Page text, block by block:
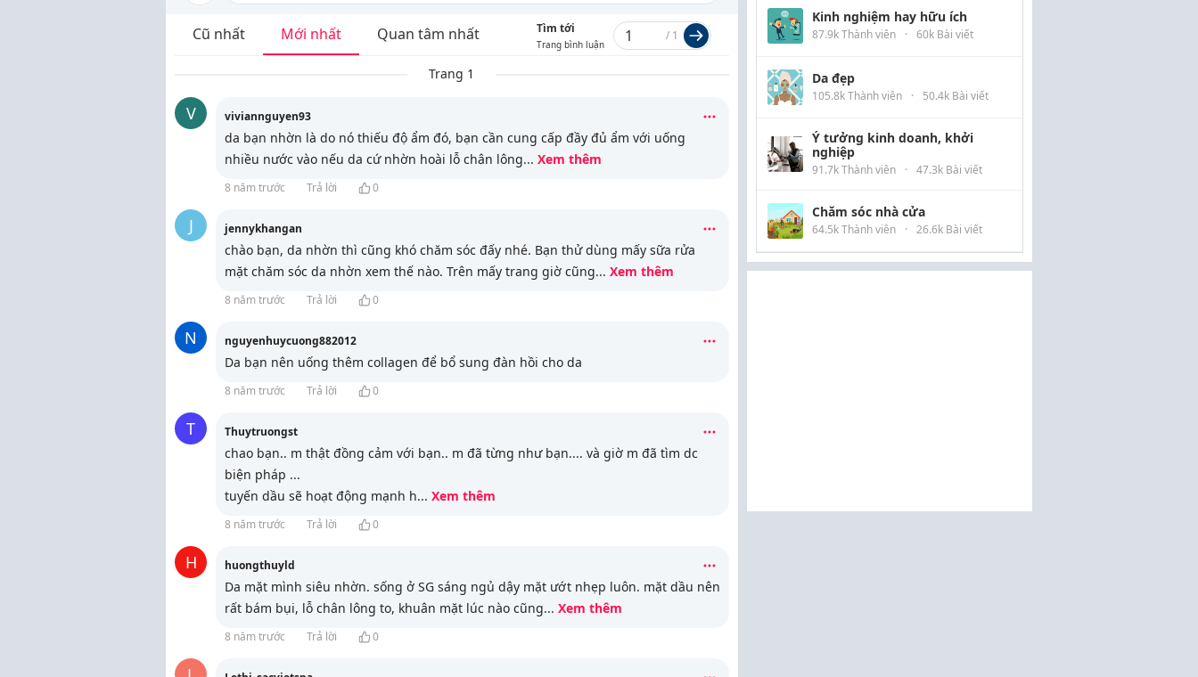
Cũ nhất Mới nhất Quan tâm nhất Tìm tới
Trang bình luận
/ 1
Trang 1
V viviannguyen93
da bạn nhờn là do nó thiếu độ ẩm đó, bạn cần cung cấp đầy đủ ẩm với uống
nhiều nước vào nếu da cứ nhờn hoài lỗ chân lông... Xem thêm
8 năm trước Trả lời 0
J jennykhangan
chào bạn, da nhờn thì cũng khó chăm sóc đấy nhé. Bạn thử dùng mấy sữa rửa
mặt chăm sóc da nhờn xem thế nào. Trên mấy trang giờ cũng... Xem thêm
8 năm trước Trả lời 0
N nguyenhuycuong882012
Da bạn nên uống thêm collagen để bổ sung đàn hồi cho da
8 năm trước Trả lời 0
T Thuytruongst
chao bạn.. m thật đồng cảm với bạn.. m đã từng như bạn.... và giờ m đã tìm dc
biện pháp ...
tuyến dầu sẽ hoạt động mạnh h... Xem thêm
8 năm trước Trả lời 0
H huongthuyld
Da mặt mình siêu nhờn. sống ở SG sáng ngủ dậy mặt ướt nhẹp luôn. mặt dầu nên
rất bám bụi, lỗ chân lông to, khuân mặt lúc nào cũng... Xem thêm
8 năm trước Trả lời 0
Kinh nghiệm hay hữu ích
87.9k Thành viên · 60k Bài viết
Da đẹp
105.8k Thành viên · 50.4k Bài viết
Ý tưởng kinh doanh, khởi
nghiệp
91.7k Thành viên · 47.3k Bài viết
Chăm sóc nhà cửa
64.5k Thành viên · 26.6k Bài viết